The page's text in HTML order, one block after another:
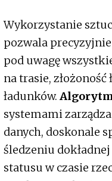
Wykorzystanie
pozwala precyzyjnie
pod uwagę
na trasie, złożoność
ładunków.
systemami
danych, doskonale
śledzeniu
statusu w czasie